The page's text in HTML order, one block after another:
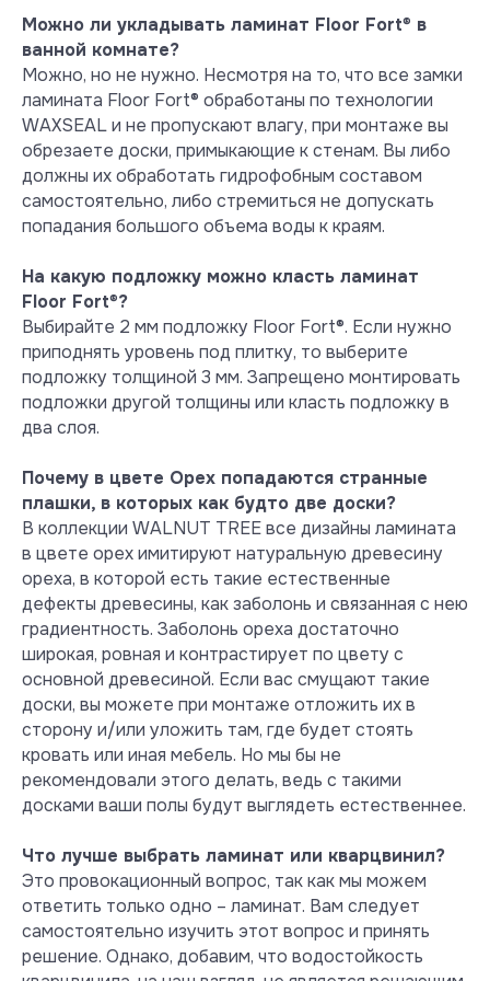
Можно ли укладывать ламинат Floor Fort® в
ванной комнате?
Можно, но не нужно. Несмотря на то, что все замки
ламината Floor Fort® обработаны по технологии
WAXSEAL и не пропускают влагу, при монтаже вы
обрезаете доски, примыкающие к стенам. Вы либо
должны их обработать гидрофобным составом
самостоятельно, либо стремиться не допускать
попадания большого объема воды к краям.
На какую подложку можно класть ламинат
Floor Fort®?
Выбирайте 2 мм подложку Floor Fort®. Если нужно
приподнять уровень под плитку, то выберите
подложку толщиной 3 мм. Запрещено монтировать
подложки другой толщины или класть подложку в
два слоя.
Почему в цвете Орех попадаются странные
плашки, в которых как будто две доски?
В коллекции WALNUT TREE все дизайны ламината
в цвете орех имитируют натуральную древесину
ореха, в которой есть такие естественные
дефекты древесины, как заболонь и связанная с нею
градиентность. Заболонь ореха достаточно
широкая, ровная и контрастирует по цвету с
основной древесиной. Если вас смущают такие
доски, вы можете при монтаже отложить их в
сторону и/или уложить там, где будет стоять
кровать или иная мебель. Но мы бы не
рекомендовали этого делать, ведь с такими
досками ваши полы будут выглядеть естественнее.
Что лучше выбрать ламинат или кварцвинил?
Это провокационный вопрос, так как мы можем
ответить только одно – ламинат. Вам следует
самостоятельно изучить этот вопрос и принять
решение. Однако, добавим, что водостойкость
эксплуатации с эластичными
покрытиями, недопустимо для
твердых и наоборот. Перед тем как
осуществить покупку и начать монтаж,
необходимо ознакомиться с базовыми
правилами укладки и гарантийными
правилами производителя. Это
поможет избежать непредвиденных
ситуаций и предотвратить ненужные
Fort® всегда готов поддержать своих
покупателей консультационно: для
этого работает горячая линия
поддержки технологом по
телефону +7 (495) 363-88-64. Для
удобства людей, осуществляющих
монтаж, на каждой пачке
подробная инструкция по укладке.
Памятка
покупателя
Инструкция
по палубной укладке
Инструкция
по укладке "елочкой"
Гарантийное
письмо
Безопасность и экология